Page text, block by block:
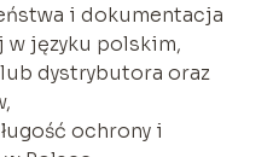
i dokumentacja
języku polskim,
dystrybutora oraz
ochrony i